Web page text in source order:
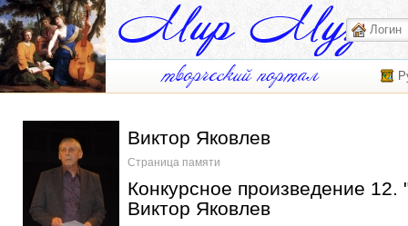
Виктор Яковлев
Страница памяти
Конкурсное произведение
Виктор Яковлев